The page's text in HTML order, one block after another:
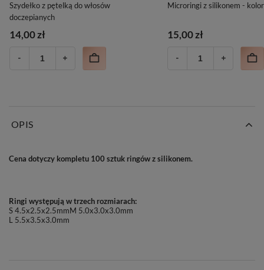
Szydełko z pętelką do włosów
doczepianych
14,00 zł
Microringi z silikonem -
15,00 zł
OPIS
Cena dotyczy kompletu 100 sztuk ringów z silikonem.
Ringi występują w trzech rozmiarach:
S 4.5x2.5x2.5mmM 5.0x3.0x3.0mm
L 5.5x3.5x3.0mm